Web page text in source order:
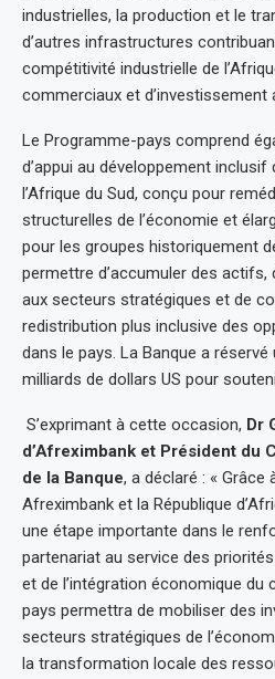
industrielles, la production et le
d’autres infrastructures
compétitivité industrielle de
commerciaux et d’investissement
Le Programme-pays comprend
d’appui au développement inclusif
l’Afrique du Sud, conçu pour
structurelles de l’économie et
pour les groupes historiquement
permettre d’accumuler des actifs,
aux secteurs stratégiques et de
redistribution plus inclusive des
dans le pays. La Banque a
milliards de dollars US pour
S’exprimant à cette occasion, Dr
d’Afreximbank et Président du
de la Banque, a déclaré : « Grâce
Afreximbank et la République
une étape importante dans le
partenariat au service des
et de l’intégration économique du
pays permettra de mobiliser des
secteurs stratégiques de
la transformation locale des